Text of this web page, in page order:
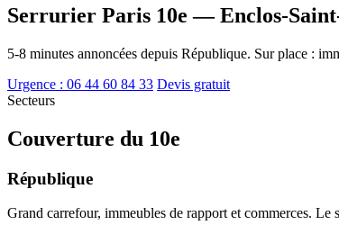
Serrurier Paris 10e — Enclos-
5-8 minutes annoncées depuis République. Sur place :
Urgence : 06 44 60 84 33 Devis gratuit
Secteurs
Couverture du 10e
République
Grand carrefour, immeubles de rapport et commerces.